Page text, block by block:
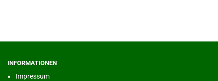
INFORMATIONEN
Impressum